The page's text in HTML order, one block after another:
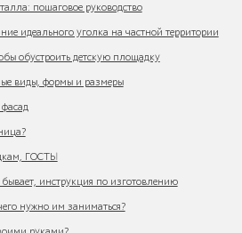
пошаговое руководство
идеального уголка на частной территории
обустроить детскую площадку
виды, формы и размеры
ГОСТЫ
инструкция по изготовлению
нужно им заниматься?